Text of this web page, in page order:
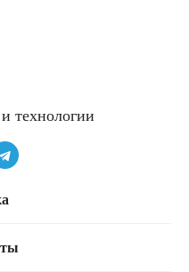
технологии